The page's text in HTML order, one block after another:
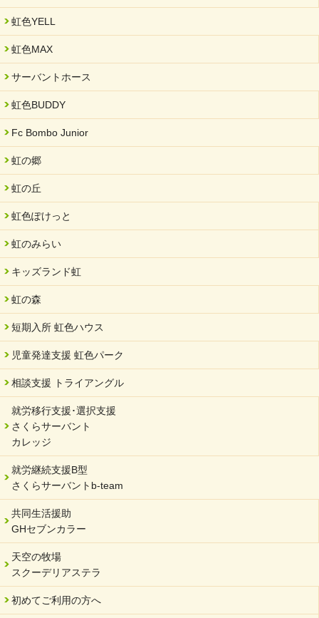
「可児の企業魅力発見フェア」に出展しました
就労継続支援B型「エコボール」事業を始めました
2024/09/10
2024/08/26
2024/08/01
夏休み学習支援・可茂自悠学舎
2024/07/03
中部学院大学「現代福祉マネジメント」ゲスト講師
2024/04/17
SDGs発表会・研修会
2024/04/05
中学生向けのフリースクール「可茂自悠学舎」開設
2024/04/01
を開催しました。
2024/02/20
2024/02/02
岐阜県 ワーク・ライフ・バランス推進エクセレント企業認定
2024/01/15
令和6年能登半島地震被災者支援において
2023/12/29
年末年始のお知らせ
2023/12/18
北方支店・保護者交流会「収穫祭」
2023/11/08
オンラインショップを開設しました
2023/10/20
虹色YELL
虹色MAX
サーバントホース
虹色BUDDY
Fc Bombo Junior
虹の郷
虹の丘
虹色ぽけっと
虹のみらい
キッズランド虹
虹の森
短期入所 虹色ハウス
児童発達支援 虹色パーク
相談支援 トライアングル
就労移行支援･選択支援
さくらサーバント
カレッジ
就労継続支援B型
さくらサーバントb-team
共同生活援助
GHセブンカラー
天空の牧場
スクーデリアステラ
初めてご利用の方へ